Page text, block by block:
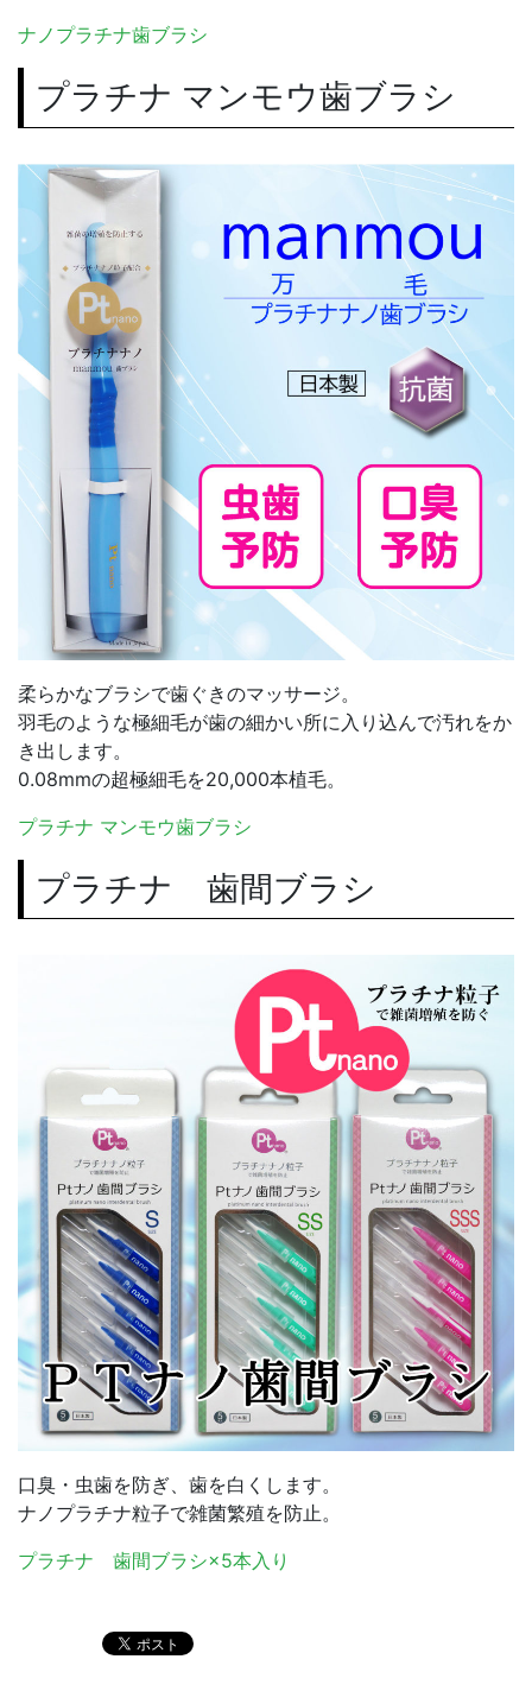
ナノプラチナ歯ブラシ
プラチナ マンモウ歯ブラシ
柔らかなブラシで歯ぐきのマッサージ。
羽毛のような極細毛が歯の細かい所に入り込んで汚れをか
き出します。
0.08mmの超極細毛を20,000本植毛。
プラチナ マンモウ歯ブラシ
プラチナ 歯間ブラシ
口臭・虫歯を防ぎ、歯を白くします。
ナノプラチナ粒子で雑菌繁殖を防止。
プラチナ 歯間ブラシ×5本入り